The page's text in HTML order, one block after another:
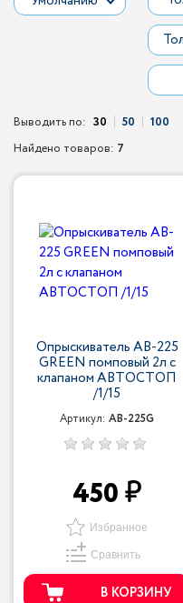
Выводить по: 30 50
100
Найдено товаров: 7
Опрыскиватель AB-225
GREEN помповый 2л с
клапаном АВТОСТОП
/1/15
Артикул: AB-225G
450
Избранное
Сравнить
В КОРЗИНУ